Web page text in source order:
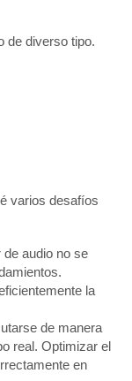
de diverso tipo.
varios desafíos
de audio no se
la
de manera
real. Optimizar el
en